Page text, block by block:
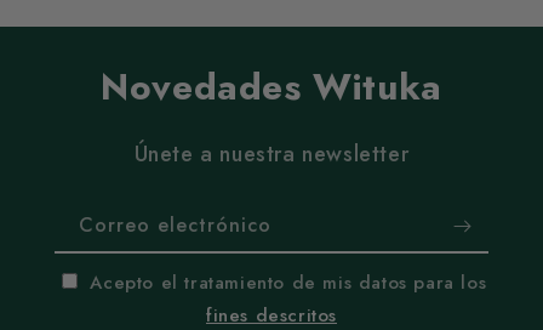
Novedades Wituka
Únete a nuestra newsletter
Correo electrónico
Acepto el tratamiento de mis datos para los
fines descritos